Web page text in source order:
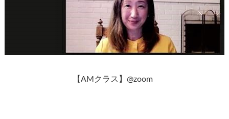
【AMクラス】@zoom